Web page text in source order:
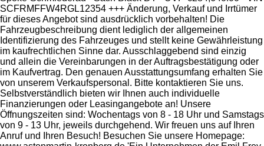
SCFRMFFW4RGL12354 +++ Änderung, Verkauf und Irrtümer
für dieses Angebot sind ausdrücklich vorbehalten! Die
Fahrzeugbeschreibung dient lediglich der allgemeinen
Identifizierung des Fahrzeuges und stellt keine Gewährleistung
im kaufrechtlichen Sinne dar. Ausschlaggebend sind einzig
und allein die Vereinbarungen in der Auftragsbestätigung oder
im Kaufvertrag. Den genauen Ausstattungsumfang erhalten Sie
von unserem Verkaufspersonal. Bitte kontaktieren Sie uns.
Selbstverständlich bieten wir Ihnen auch individuelle
Finanzierungen oder Leasingangebote an! Unsere
Öffnungszeiten sind: Wochentags von 8 - 18 Uhr und Samstags
von 9 - 13 Uhr, jeweils durchgehend. Wir freuen uns auf Ihren
Anruf und Ihren Besuch! Besuchen Sie unsere Homepage: